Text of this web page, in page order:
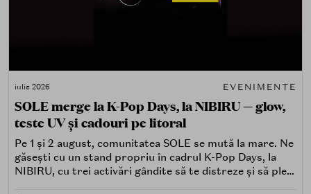
iulie 2026 EVENIMENTE
SOLE merge la K-Pop Days, la NIBIRU — glow,
teste UV și cadouri pe litoral
Pe 1 și 2 august, comunitatea SOLE se mută la mare. Ne
găsești cu un stand propriu în cadrul K-Pop Days, la
NIBIRU, cu trei activări gândite să te distreze și să pleci